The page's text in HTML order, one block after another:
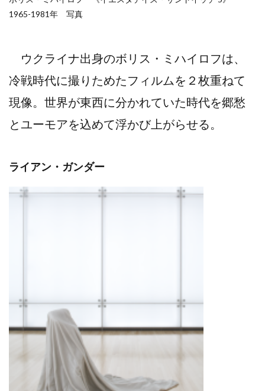
1965-1981年 写真
ウクライナ出身のボリス・ミハイロフは、
冷戦時代に撮りためたフィルムを２枚重ねて
現像。世界が東西に分かれていた時代を郷愁
とユーモアを込めて浮かび上がらせる。
ライアン・ガンダー